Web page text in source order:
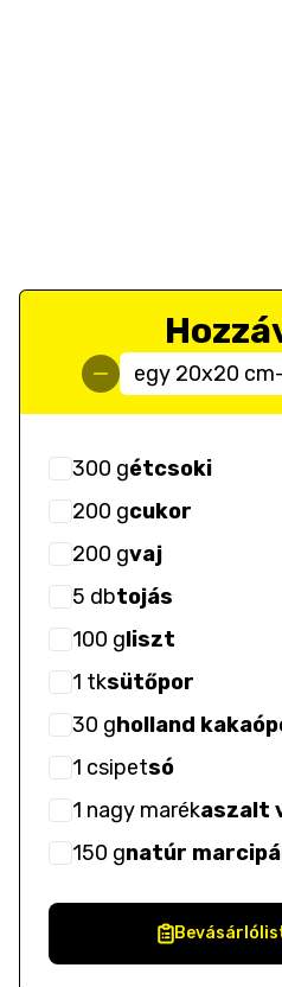
egy 20x20
300 gétcsoki
200 gcukor
200 gvaj
5 dbtojás
100 gliszt
1 tksütőpor
30 gholland
1 csipetsó
1 nagy marékaszalt
150 gnatúr